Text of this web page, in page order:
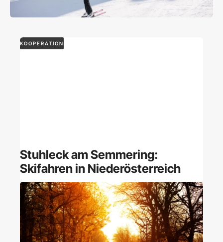
KOOPERATION
Stuhleck am Semmering:
Skifahren in Niederösterreich